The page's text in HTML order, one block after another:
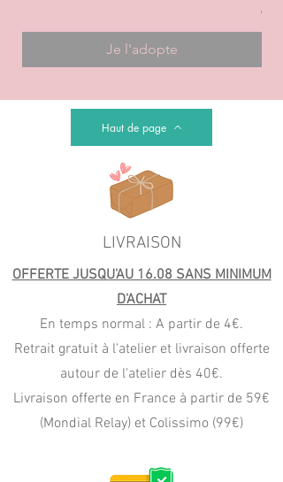
Je l'adopte
Prix
6,00
Haut de page
LIVRAISON
OFFERTE JUSQU'AU 16.08 SANS MINIMUM
D'ACHAT
En temps normal : A partir de 4€.
Retrait gratuit à l'atelier et livraison offerte
autour de l'atelier dès 40€.
Livraison offerte en France à partir de 59€
(Mondial Relay) et Colissimo (99€)